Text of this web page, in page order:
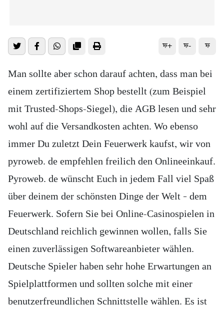
ফ+ ফ- ফ
Man sollte aber schon darauf achten, dass man bei
einem zertifiziertem Shop bestellt (zum Beispiel
mit Trusted-Shops-Siegel), die AGB lesen und sehr
wohl auf die Versandkosten achten. Wo ebenso
immer Du zuletzt Dein Feuerwerk kaufst, wir von
pyroweb. de empfehlen freilich den Onlineeinkauf.
Pyroweb. de wünscht Euch in jedem Fall viel Spaß
über deinem der schönsten Dinge der Welt – dem
Feuerwerk. Sofern Sie bei Online-Casinospielen in
Deutschland reichlich gewinnen wollen, falls Sie
einen zuverlässigen Softwareanbieter wählen.
Deutsche Spieler haben sehr hohe Erwartungen an
Spielplattformen und sollten solche mit einer
benutzerfreundlichen Schnittstelle wählen. Es ist